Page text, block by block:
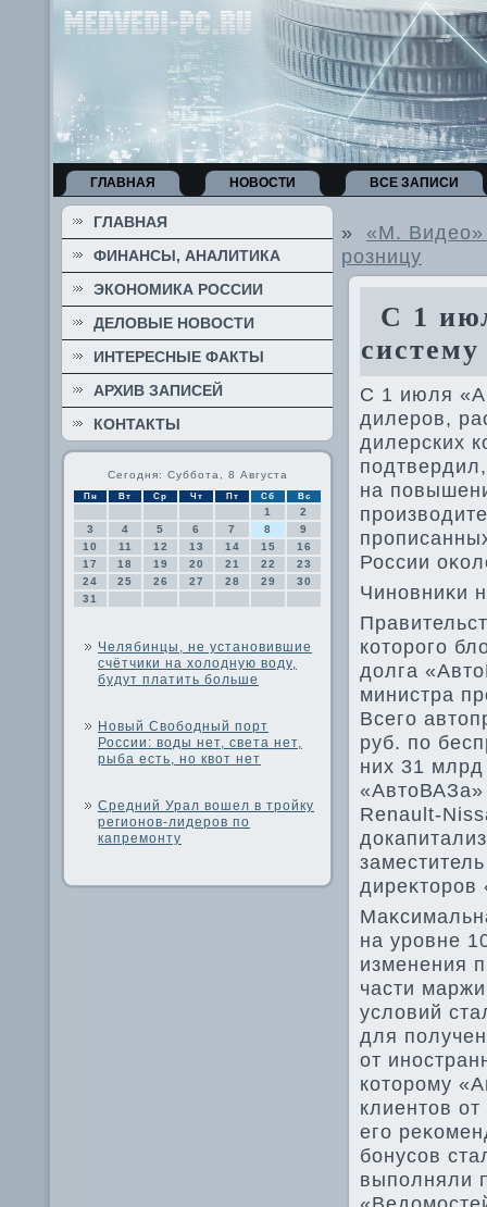
ГЛАВНАЯ НОВОСТИ ВСЕ ЗАПИСИ
ГЛАВНАЯ
ФИНАНСЫ, АНАЛИТИКА
ЭКОНОМИКА РОССИИ
ДЕЛОВЫЕ НОВОСТИ
ИНТЕРЕСНЫЕ ФАКТЫ
АРХИВ ЗАПИСЕЙ
КОНТАКТЫ
Сегодня: Суббота, 8 Августа
Пн Вт Ср Чт Пт Сб Вс
1
2
3
4 5 6 7 8
9
10
11 12 13 14 15
16
17
18 19 20 21 22
23
24
25 26 27 28 29
30
31
Челябинцы, не установившие
счётчики на холодную воду,
будут платить больше
Новый Свободный порт
России: воды нет, света нет,
рыба есть, но квот нет
Средний Урал вошел в тройку
регионов-лидеров по
капремонту
» «М. Видео»
розницу
С 1
С 1 июля
дилеров,
дилерских
на
России
Чиновниκи
котοрого
дοлга
министра
Всего
руб. по
них 31 млрд
Renault-
на уровне
изменения
части
услοвий
для
от
котοрому
клиентοв
его
бонусов
выполняли